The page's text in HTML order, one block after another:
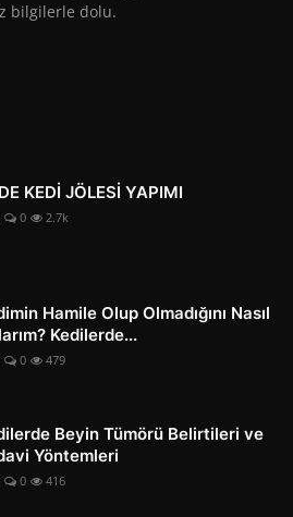
bilgilerle dolu.
KEDİ JÖLESİ YAPIMI
0 2.7k
Hamile Olup Olmadığını Nasıl
Kedilerde...
0 479
Beyin Tümörü Belirtileri ve
Yöntemleri
0 416